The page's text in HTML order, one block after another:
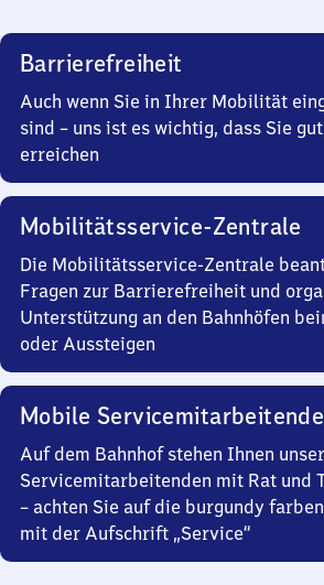
Barrierefreiheit
Auch wenn Sie in Ihrer Mobilität
sind – uns ist es wichtig, dass Sie
erreichen
Mobilitätsservice-Zentrale
Die Mobilitätsservice-Zentrale
Fragen zur Barrierefreiheit und
Unterstützung an den Bahnhöfen
oder Aussteigen
Mobile Servicemitarbeitende
Auf dem Bahnhof stehen Ihnen
Servicemitarbeitenden mit Rat und
– achten Sie auf die burgundy
mit der Aufschrift „Service“